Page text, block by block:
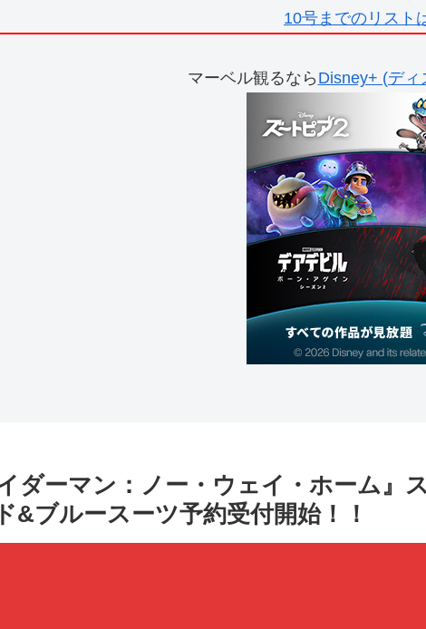
10号までのリスト
マーベル観るなら Disney+ (ディ
ダーマン：ノー・ウェイ・ホーム』
&ブルースーツ予約受付開始！！